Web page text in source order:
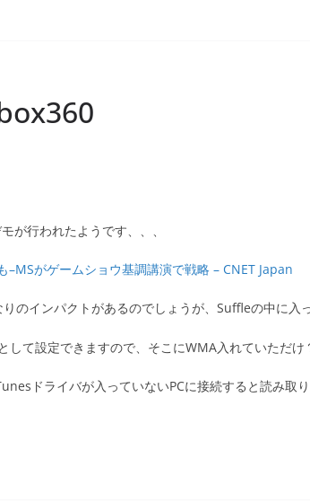
が行われたようです、、、
がゲームショウ基調講演で戦略 – CNET Japan
のインパクトがあるのでしょうが、Suffleの中に入
して設定できますので、そこにWMA入れていただ
ドライバが入っていないPCに接続すると読み取